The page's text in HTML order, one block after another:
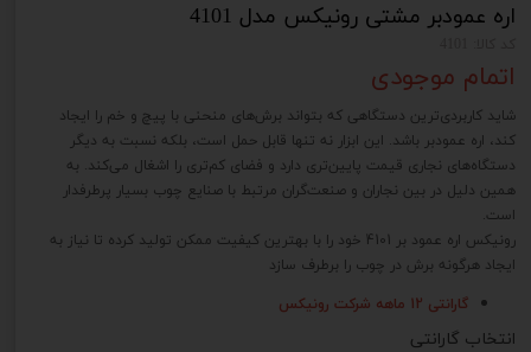
اره عمودبر مشتی رونیکس مدل 4101
اتمام موجودی
شاید کاربردی‌‌ترین دستگاهی که بتواند برش‌های منحنی با پیچ و خم را ایجاد
کند، اره عمودبر باشد. این ابزار نه تنها قابل حمل است، بلکه نسبت به دیگر
دستگاه‌‌های نجاری قیمت پایین‌تری دارد و فضای کم‌‌تری را اشغال می‌کند. به
همین دلیل در بین نجاران و صنعت‌گران مرتبط با صنایع چوب بسیار پرطرفدار
است.
رونیکس اره عمود بر 4101 خود را با بهترین کیفیت ممکن تولید کرده تا نیاز به
ایجاد هرگونه برش در چوب را برطرف سازد
گارانتی 12 ماهه شرکت رونیکس
انتخاب گارانتی